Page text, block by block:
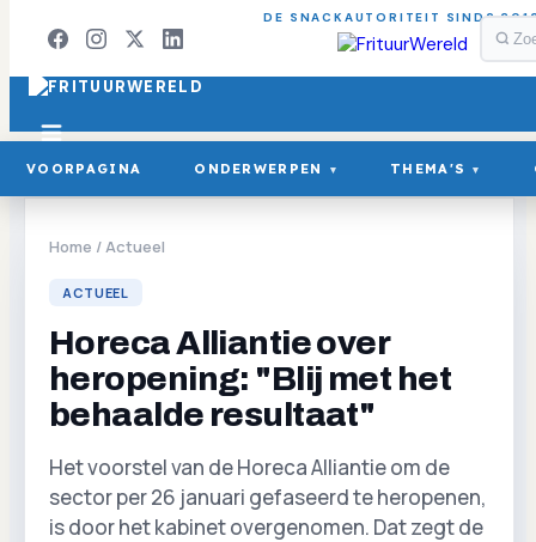
DE SNACKAUTORITEIT SINDS
VOORPAGINA ONDERWERPEN ▾ THEMA'S ▾
Home /Actueel
ACTUEEL
Horeca Alliantie over
heropening: "Blij met het
behaalde resultaat"
Het voorstel van de Horeca Alliantie om de
sector per 26 januari gefaseerd te heropenen,
is door het kabinet overgenomen. Dat zegt de